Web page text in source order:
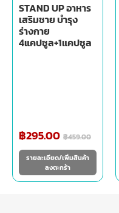
STAND UP อาหาร
เสริมชาย บำรุง
ร่างกาย
4แคปซูล+1แคปซูล
฿295.00 ฿459.00
รายละเอียด/เพิ่มสินค้า
ลงตะกร้า